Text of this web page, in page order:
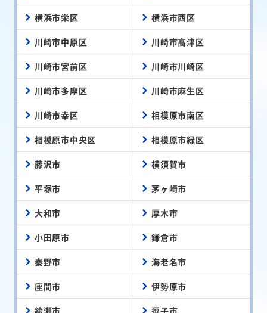
横浜市栄区 横浜市西区
川崎市中原区 川崎市高津区
川崎市宮前区 川崎市川崎区
川崎市多摩区 川崎市麻生区
川崎市幸区 相模原市南区
相模原市中央区 相模原市緑区
藤沢市 横須賀市
平塚市 茅ヶ崎市
大和市 厚木市
小田原市 鎌倉市
秦野市 海老名市
座間市 伊勢原市